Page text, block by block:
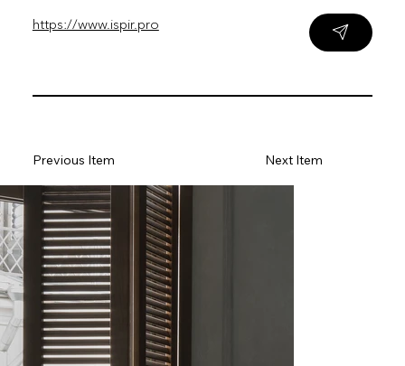
https://www.ispir.pro
Next Item
Previous Item